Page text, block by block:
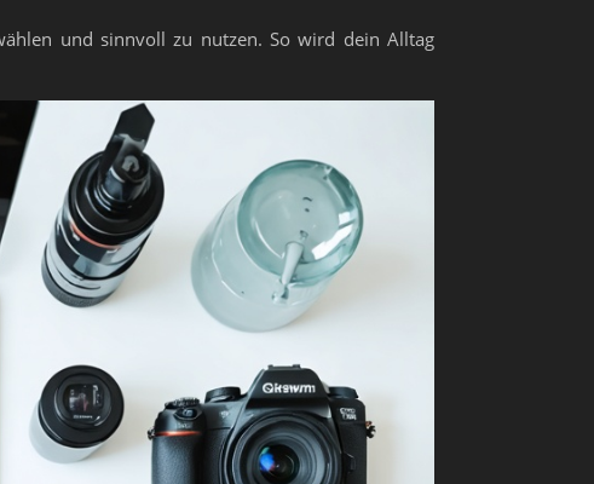
und sinnvoll zu nutzen. So wird dein Alltag